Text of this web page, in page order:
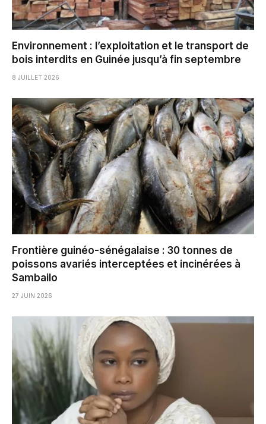
Environnement : l’exploitation et le transport de
bois interdits en Guinée jusqu’à fin septembre
8 JUILLET 2026
Frontière guinéo-sénégalaise : 30 tonnes de
poissons avariés interceptées et incinérées à
Sambailo
27 JUIN 2026